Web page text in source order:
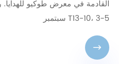
T13-10، 3-5 سبتمبر
